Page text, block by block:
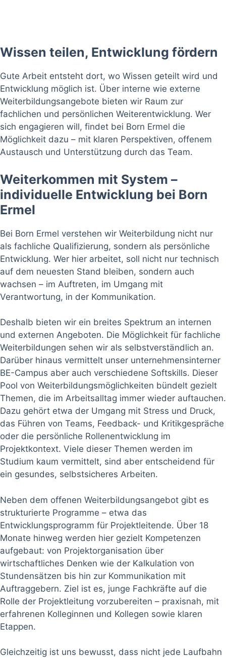
Wissen teilen, Entwicklung fördern
Gute Arbeit entsteht dort, wo Wissen geteilt wird und
Entwicklung möglich ist. Über interne wie externe
Weiterbildungsangebote bieten wir Raum zur
fachlichen und persönlichen Weiterentwicklung. Wer
sich engagieren will, findet bei Born Ermel die
Möglichkeit dazu – mit klaren Perspektiven, offenem
Austausch und Unterstützung durch das Team.
Weiterkommen mit System –
individuelle Entwicklung bei Born
Ermel
Bei Born Ermel verstehen wir Weiterbildung nicht nur
als fachliche Qualifizierung, sondern als persönliche
Entwicklung. Wer hier arbeitet, soll nicht nur technisch
auf dem neuesten Stand bleiben, sondern auch
wachsen – im Auftreten, im Umgang mit
Verantwortung, in der Kommunikation.
Deshalb bieten wir ein breites Spektrum an internen
und externen Angeboten. Die Möglichkeit für fachliche
Weiterbildungen sehen wir als selbstverständlich an.
Darüber hinaus vermittelt unser unternehmensinterner
BE-Campus aber auch verschiedene Softskills. Dieser
Pool von Weiterbildungsmöglichkeiten bündelt gezielt
Themen, die im Arbeitsalltag immer wieder auftauchen.
Dazu gehört etwa der Umgang mit Stress und Druck,
das Führen von Teams, Feedback- und Kritikgespräche
oder die persönliche Rollenentwicklung im
Projektkontext. Viele dieser Themen werden im
Studium kaum vermittelt, sind aber entscheidend für
ein gesundes, selbstsicheres Arbeiten.
Neben dem offenen Weiterbildungsangebot gibt es
strukturierte Programme – etwa das
Entwicklungsprogramm für Projektleitende. Über 18
Monate hinweg werden hier gezielt Kompetenzen
aufgebaut: von Projektorganisation über
wirtschaftliches Denken wie der Kalkulation von
Stundensätzen bis hin zur Kommunikation mit
Auftraggebern. Ziel ist es, junge Fachkräfte auf die
Rolle der Projektleitung vorzubereiten – praxisnah, mit
erfahrenen Kolleginnen und Kollegen sowie klaren
Etappen.
Gleichzeitig ist uns bewusst, dass nicht jede Laufbahn